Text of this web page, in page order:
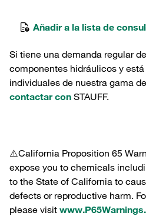
Añadir a la lista de
Si tiene una demanda regular
componentes hidráulicos y
individuales de nuestra gama
contactar con STAUFF.
⚠️California Proposition 65
expose you to chemicals
to the State of California to
defects or reproductive harm.
please visit